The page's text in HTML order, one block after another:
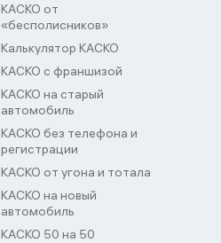
КАСКО от
«бесполисников»
Калькулятор КАСКО
КАСКО с франшизой
КАСКО на старый
автомобиль
КАСКО без телефона и
регистрации
КАСКО от угона и тотала
КАСКО на новый
автомобиль
КАСКО 50 на 50